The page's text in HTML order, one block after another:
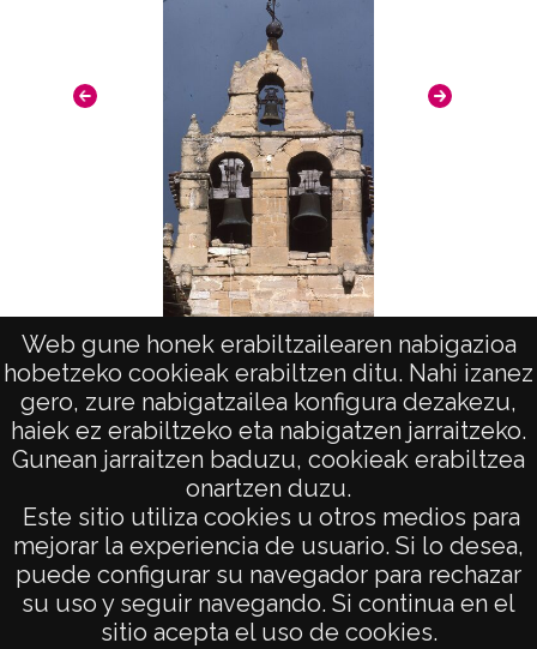
Web gune honek erabiltzailearen nabigazioa
hobetzeko cookieak erabiltzen ditu. Nahi izanez
gero, zure nabigatzailea konfigura dezakezu,
haiek ez erabiltzeko eta nabigatzen jarraitzeko.
Gunean jarraitzen baduzu, cookieak erabiltzea
onartzen duzu.
Este sitio utiliza cookies u otros medios para
mejorar la experiencia de usuario. Si lo desea,
puede configurar su navegador para rechazar
su uso y seguir navegando. Si continua en el
sitio acepta el uso de cookies.
Campanas de Burgos: La Puebla de
Arganzón
AVISO LEGAL
POLÍTICA DE PRIVACIDAD
ACCESIBILIDAD
ATENCIÓN CIUDADANA